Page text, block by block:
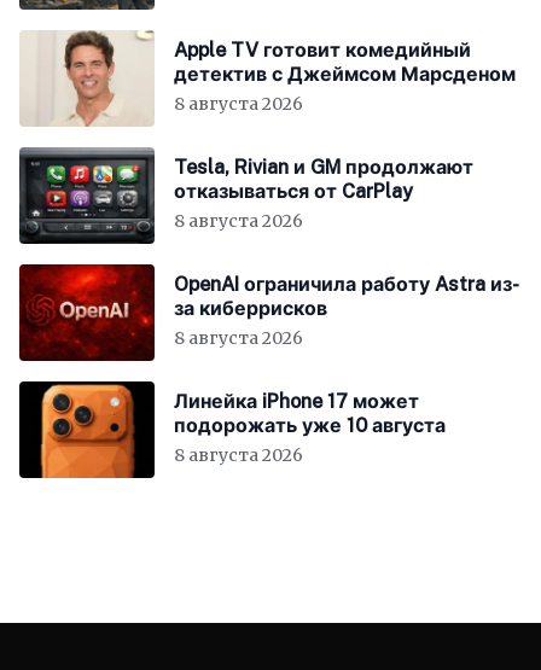
Apple TV готовит комедийный
детектив с Джеймсом Марсденом
8 августа 2026
Tesla, Rivian и GM продолжают
отказываться от CarPlay
8 августа 2026
OpenAI ограничила работу Astra из-
за киберрисков
8 августа 2026
Линейка iPhone 17 может
подорожать уже 10 августа
8 августа 2026